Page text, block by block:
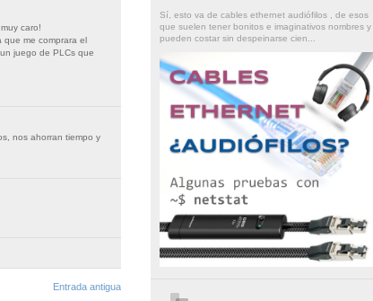
caro!
que me comprara el
juego de PLCs que
nos ahorran tiempo y
Entrada antigua
Sí, esto va de cables ethernet audiófilos , de esos
que suelen tener bonitos e imaginativos nombres y
pueden costar sin despeinarse cien...